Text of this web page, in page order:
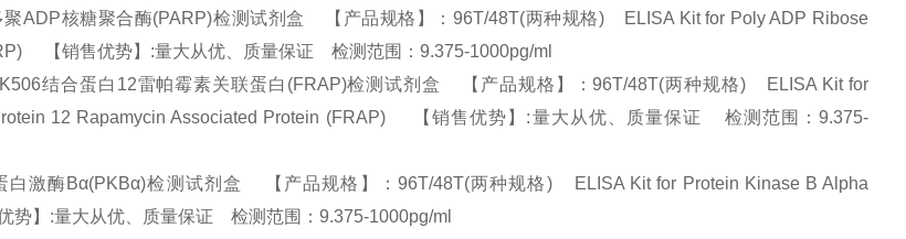
ADP核糖聚合酶(PARP)检测试剂盒 【产品规格】：96T/48T(两种规格) ELISA Kit for Poly ADP Ribose
【销售优势】:量大从优、质量保证 检测范围：9.375-1000pg/ml
结合蛋白12雷帕霉素关联蛋白(FRAP)检测试剂盒 【产品规格】：96T/48T(两种规格) ELISA Kit for
12 Rapamycin Associated Protein (FRAP) 【销售优势】:量大从优、质量保证 检测范围：9.375-
激酶Bα(PKBα)检测试剂盒 【产品规格】：96T/48T(两种规格) ELISA Kit for Protein Kinase B Alpha
势】:量大从优、质量保证 检测范围：9.375-1000pg/ml